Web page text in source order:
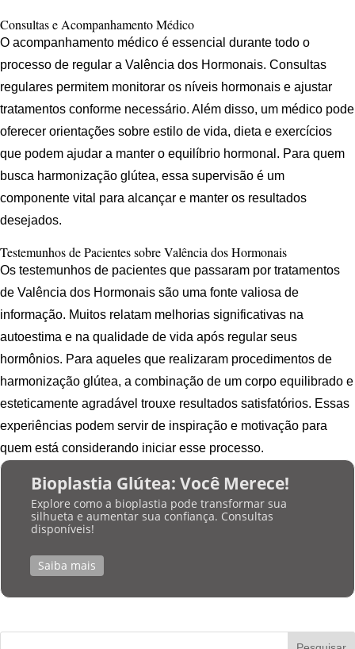
Consultas e Acompanhamento Médico
O acompanhamento médico é essencial durante todo o
processo de regular a Valência dos Hormonais. Consultas
regulares permitem monitorar os níveis hormonais e ajustar
tratamentos conforme necessário. Além disso, um médico pode
oferecer orientações sobre estilo de vida, dieta e exercícios
que podem ajudar a manter o equilíbrio hormonal. Para quem
busca harmonização glútea, essa supervisão é um
componente vital para alcançar e manter os resultados
desejados.
Testemunhos de Pacientes sobre Valência dos Hormonais
Os testemunhos de pacientes que passaram por tratamentos
de Valência dos Hormonais são uma fonte valiosa de
informação. Muitos relatam melhorias significativas na
autoestima e na qualidade de vida após regular seus
hormônios. Para aqueles que realizaram procedimentos de
harmonização glútea, a combinação de um corpo equilibrado e
esteticamente agradável trouxe resultados satisfatórios. Essas
experiências podem servir de inspiração e motivação para
quem está considerando iniciar esse processo.
Bioplastia Glútea: Você Merece!
Explore como a bioplastia pode transformar sua
silhueta e aumentar sua confiança. Consultas
disponíveis!
Saiba mais